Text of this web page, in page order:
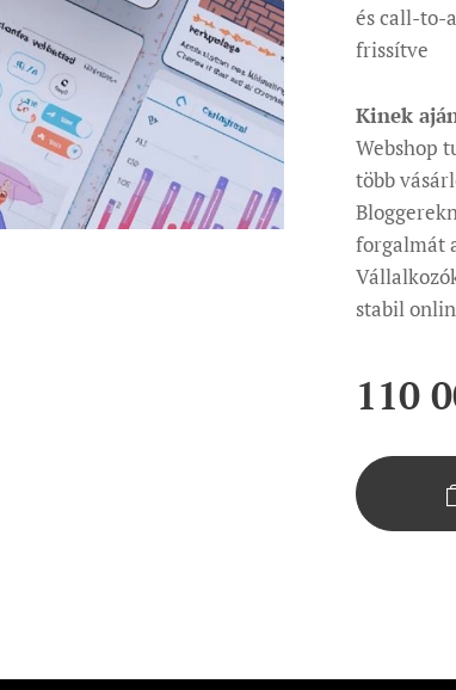
és call-to-
frissítve
Kinek
Webshop
több
forgalmát
stabil
110